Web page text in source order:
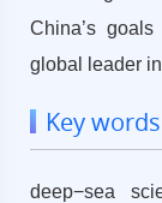
China’s
global leader
Key words
deep−sea